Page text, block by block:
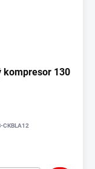
kompresor 130
CKBLA12